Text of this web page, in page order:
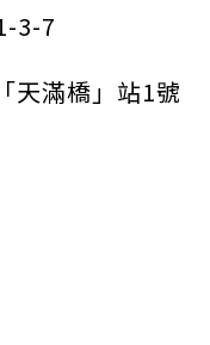
3-7
天滿橋」站1號